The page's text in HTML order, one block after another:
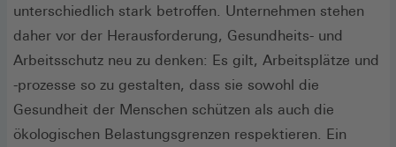
einem
neuen
Fenster)
unterschiedlich stark betroffen. Unternehmen stehen
daher vor der Herausforderung, Gesundheits- und
Arbeitsschutz neu zu denken: Es gilt, Arbeitsplätze und
-prozesse so zu gestalten, dass sie sowohl die
Gesundheit der Menschen schützen als auch die
ökologischen Belastungsgrenzen respektieren. Ein